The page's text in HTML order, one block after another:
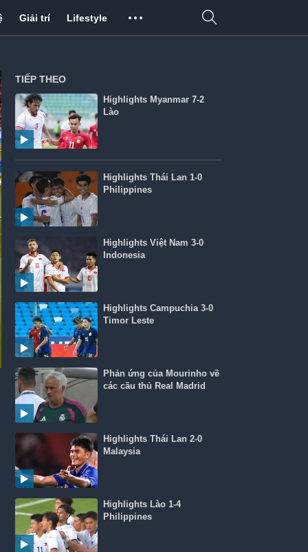
Giải trí Lifestyle
TIẾP THEO
Highlights Myanmar 7-2
Lào
Highlights Thái Lan 1-0
Philippines
Highlights Việt Nam 3-0
Indonesia
Highlights Campuchia 3-0
Timor Leste
Phản ứng của Mourinho về
các cầu thủ Real Madrid
Highlights Thái Lan 2-0
Malaysia
Highlights Lào 1-4
Philippines